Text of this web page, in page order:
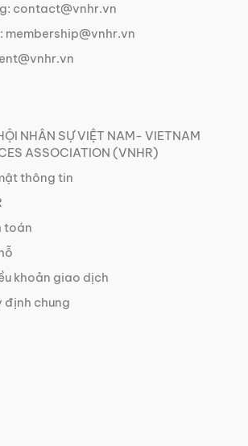
contact@vnhr.vn
membership@vnhr.vn
NHÂN SỰ VIỆT NAM- VIETNAM
ASSOCIATION (VNHR)
thông tin
toán
khoản giao dịch
định chung